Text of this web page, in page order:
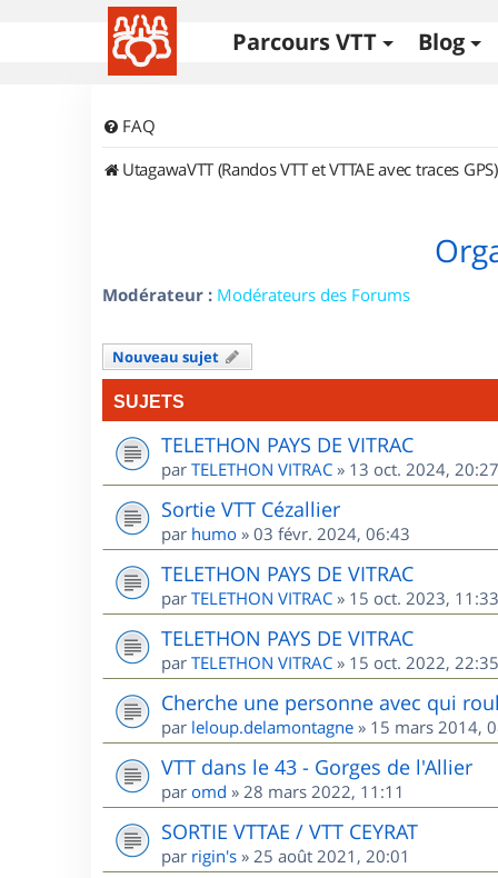
Parcours VTT Blog
FAQ
UtagawaVTT (Randos VTT et VTTAE avec traces GPS)
Modérateur : Modérateurs des Forums
Nouveau sujet
SUJETS
TELETHON PAYS DE VITRAC
par TELETHON VITRAC » 13 oct. 2024, 20:27
Sortie VTT Cézallier
par humo » 03 févr. 2024, 06:43
TELETHON PAYS DE VITRAC
par TELETHON VITRAC » 15 oct. 2023, 11:33
TELETHON PAYS DE VITRAC
par TELETHON VITRAC » 15 oct. 2022, 22:35
Cherche une personne avec qui
par leloup.delamontagne » 15 mars 2014,
VTT dans le 43 - Gorges de l'Allier
par omd » 28 mars 2022, 11:11
SORTIE VTTAE / VTT CEYRAT
par rigin's » 25 août 2021, 20:01